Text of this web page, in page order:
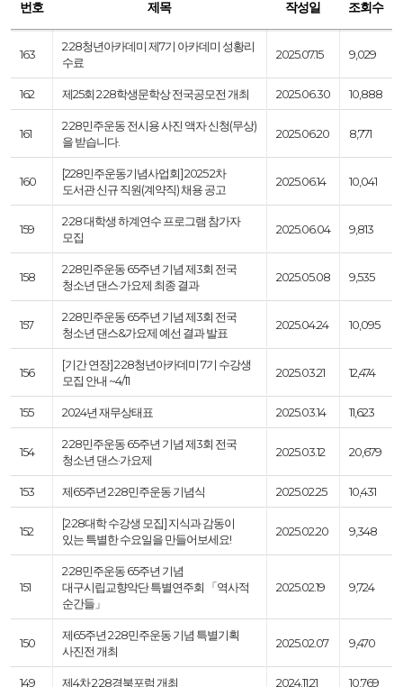
번호 제목 작성일 조회수
163
2·28청년아카데미 제7기 아카데미 성황리
수료
2025.07.15 9,029
162 제25회 2·28학생문학상 전국공모전 개최 2025.06.30 10,888
161
2·28민주운동 전시용 사진 액자 신청(무상)
을 받습니다.
2025.06.20 8,771
160
[228민주운동기념사업회] 2025 2차
도서관 신규 직원(계약직) 채용 공고
2025.06.14 10,041
159
2·28 대학생 하계연수 프로그램 참가자
모집
2025.06.04 9,813
158
2·28민주운동 65주년 기념 제3회 전국
청소년 댄스·가요제 최종 결과
2025.05.08 9,535
157
2·28민주운동 65주년 기념 제3회 전국
청소년 댄스&가요제 예선 결과 발표
2025.04.24 10,095
156
[기간 연장] 2·28청년아카데미 7기 수강생
모집 안내 ~4/11
2025.03.21 12,474
155 2024년 재무상태표 2025.03.14 11,623
154
2·28민주운동 65주년 기념 제3회 전국
청소년 댄스·가요제
2025.03.12 20,679
153 제65주년 2·28민주운동 기념식 2025.02.25 10,431
152
[2·28대학 수강생 모집] 지식과 감동이
있는 특별한 수요일을 만들어보세요!
2025.02.20 9,348
151
2·28민주운동 65주년 기념
대구시립교향악단 특별연주회 「역사적
순간들」
2025.02.19 9,724
150
제65주년 2·28민주운동 기념 특별기획
사진전 개최
2025.02.07 9,470
149 제4차 2·28경북포럼 개최 2024.11.21 10,769